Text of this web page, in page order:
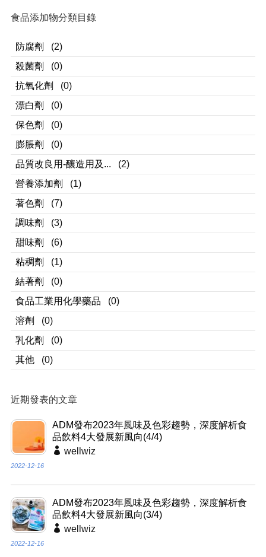
食品添加物分類目錄
防腐劑
(2)
殺菌劑
(0)
抗氧化劑
(0)
漂白劑
(0)
保色劑
(0)
膨脹劑
(0)
品質改良用-釀造用及...
(2)
營養添加劑
(1)
著色劑
(7)
調味劑
(3)
甜味劑
(6)
粘稠劑
(1)
結著劑
(0)
食品工業用化學藥品
(0)
溶劑
(0)
乳化劑
(0)
其他
(0)
近期發表的文章
ADM發布2023年風味及色彩趨勢，深度解析食
品飲料4大發展新風向(4/4)
wellwiz
2022-12-16
ADM發布2023年風味及色彩趨勢，深度解析食
品飲料4大發展新風向(3/4)
wellwiz
2022-12-16